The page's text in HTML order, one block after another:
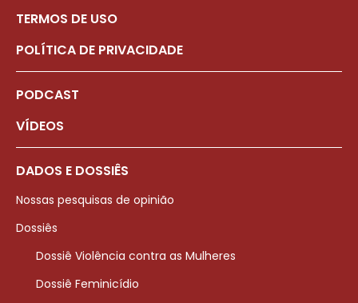
TERMOS DE USO
POLÍTICA DE PRIVACIDADE
PODCAST
VÍDEOS
DADOS E DOSSIÊS
Nossas pesquisas de opinião
Dossiês
Dossiê Violência contra as Mulheres
Dossiê Feminicídio